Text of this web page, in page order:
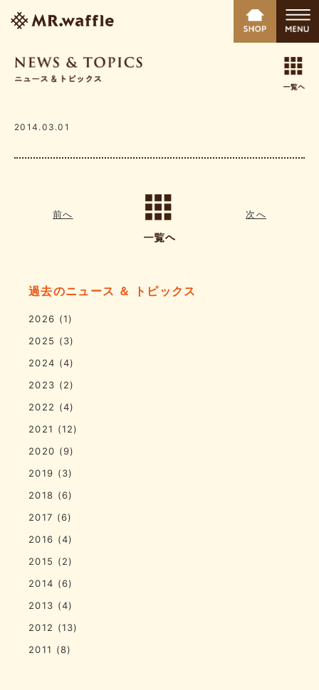
2014.03.01
前へ 次へ
過去のニュース ＆ トピックス
2026 (1)
2025 (3)
2024 (4)
2023 (2)
2022 (4)
2021 (12)
2020 (9)
2019 (3)
2018 (6)
2017 (6)
2016 (4)
2015 (2)
2014 (6)
2013 (4)
2012 (13)
2011 (8)